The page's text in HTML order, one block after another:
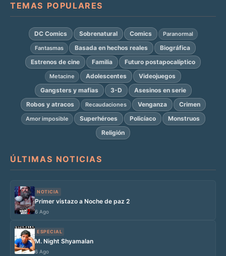
TEMAS POPULARES
DC Comics Sobrenatural Comics
Paranormal
Fantasmas
Basada en hechos reales
Biográfica
Estrenos de cine
Familia Futuro postapocalíptico
Metacine Adolescentes
Videojuegos
Gangsters y mafias
3-D
Asesinos en serie
Robos y atracos
Recaudaciones Venganza Crimen
Amor imposible Superhéroes Policíaco
Monstruos
Religión
ÚLTIMAS NOTICIAS
NOTICIA
Primer vistazo a Noche de paz 2
6 Ago
ESPECIAL
M. Night Shyamalan
6 Ago